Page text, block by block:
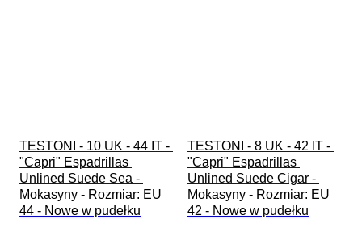
TESTONI - 10 UK - 44 IT -
"Capri" Espadrillas
Unlined Suede Sea -
Mokasyny - Rozmiar: EU
44 - Nowe w pudełku
TESTONI - 8 UK - 42 IT -
"Capri" Espadrillas
Unlined Suede Cigar -
Mokasyny - Rozmiar: EU
42 - Nowe w pudełku